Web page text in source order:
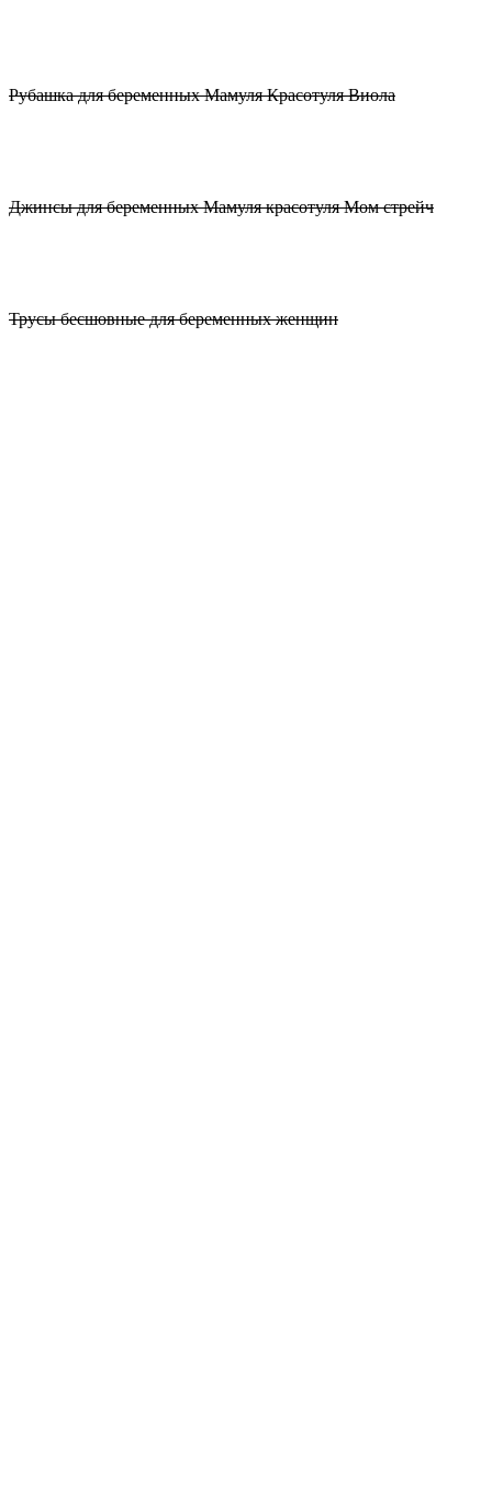
Рубашка для беременных Мамуля Красотуля Виола
Джинсы для беременных Мамуля красотуля Мом стрейч
Трусы бесшовные для беременных женщин